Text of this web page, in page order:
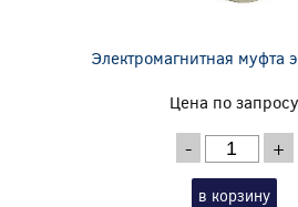
Электромагнитная муфта
Цена по запросу
- +
в корзину